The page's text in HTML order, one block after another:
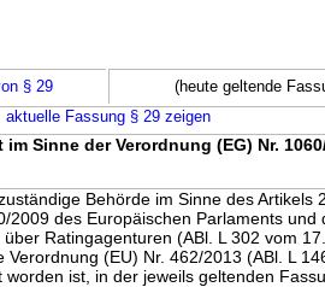
§ 29
(heute geltende
aktuelle Fassung § 29 zeigen
Sinne der Verordnung (EG) Nr.
Behörde im Sinne des Artikels
2009 des Europäischen Parlaments und
Ratingagenturen (ABl. L 302 vom
Verordnung (EU) Nr. 462/2013 (ABl. L
ist, in der jeweils geltenden